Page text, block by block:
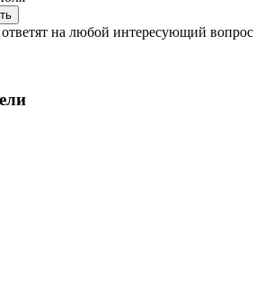
на любой интересующий вопрос